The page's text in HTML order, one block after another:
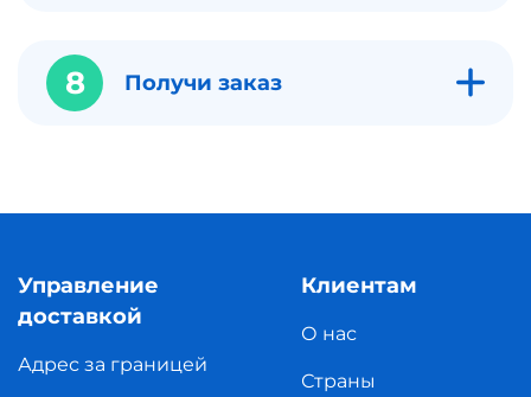
8 Получи заказ
Управление
доставкой
Адрес за границей
Клиентам
О нас
Страны